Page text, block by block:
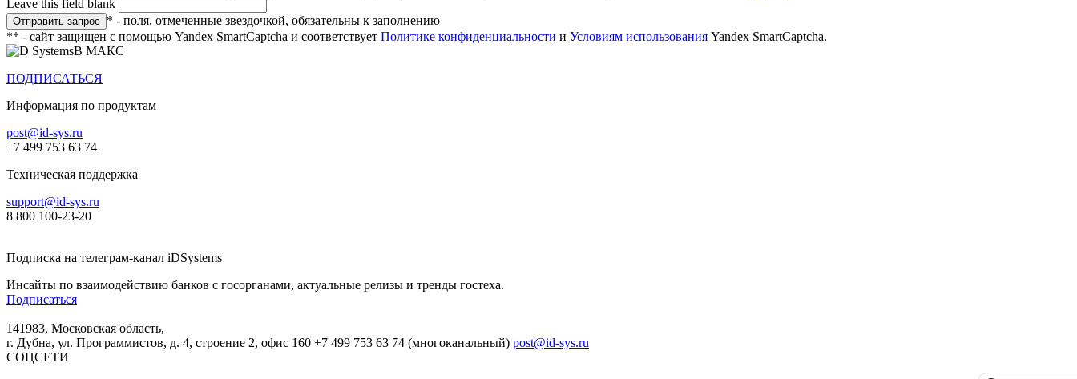
Leave this field blank
* - поля, отмеченные звездочкой, обязательны к заполнению
** - сайт защищен с помощью Yandex SmartCaptcha и соответствует Политике конфиденциальности и Условиям использования Yandex SmartCaptcha.
В МАКС
ПОДПИСАТЬСЯ
Информация по продуктам
post@id-sys.ru
+7 499 753 63 74
Техническая поддержка
support@id-sys.ru
8 800 100-23-20
Подписка на телеграм-канал iDSystems
Инсайты по взаимодействию банков с госорганами, актуальные релизы и тренды гостеха.
Подписаться
141983, Московская область,
г. Дубна, ул. Программистов, д. 4, строение 2, офис 160 +7 499 753 63 74 (многоканальный) post@id-sys.ru
СОЦСЕТИ